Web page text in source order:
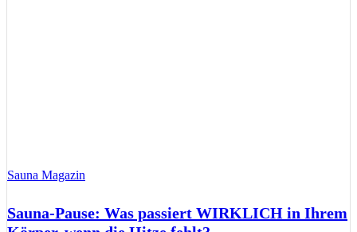
Sauna Magazin
Sauna-Pause: Was passiert WIRKLICH in Ihrem